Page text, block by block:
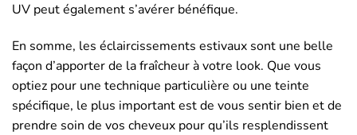
UV peut également s’avérer bénéfique.
En somme, les éclaircissements estivaux sont une belle
façon d’apporter de la fraîcheur à votre look. Que vous
optiez pour une technique particulière ou une teinte
spécifique, le plus important est de vous sentir bien et de
prendre soin de vos cheveux pour qu’ils resplendissent